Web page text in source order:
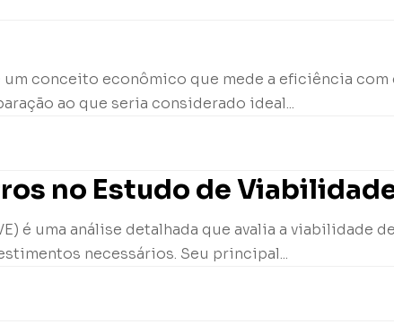
um conceito econômico que mede a eficiência com
ao que seria considerado ideal...
no Estudo de
é uma análise detalhada que avalia a viabilidade
necessários. Seu principal...